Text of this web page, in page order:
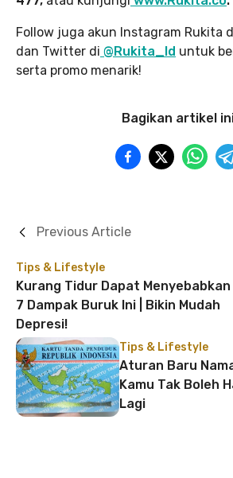
Follow juga akun Instagram Rukita
dan Twitter di @Rukita_Id untuk
serta promo menarik!
Bagikan artikel
Tips & Lifestyle
Kurang Tidur Dapat Menyebabkan
7 Dampak Buruk Ini | Bikin Mudah
Depresi!
Previous Article
Tips & Lifestyle
Aturan Baru
Kamu Tak Boleh
Lagi